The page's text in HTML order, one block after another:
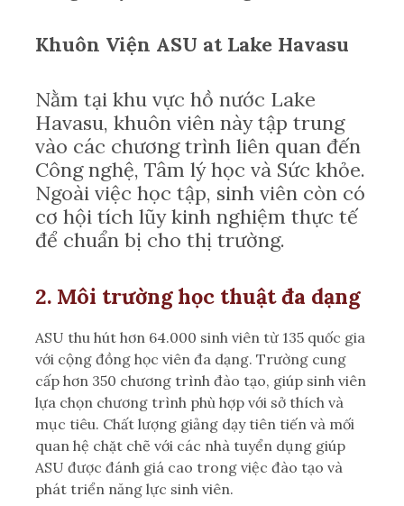
Khuôn Viện ASU at Lake Havasu
Nằm tại khu vực hồ nước Lake
Havasu, khuôn viên này tập trung
vào các chương trình liên quan đến
Công nghệ, Tâm lý học và Sức khỏe.
Ngoài việc học tập, sinh viên còn có
cơ hội tích lũy kinh nghiệm thực tế
để chuẩn bị cho thị trường.
2. Môi trường học thuật đa dạng
ASU thu hút hơn 64.000 sinh viên từ 135 quốc gia
với cộng đồng học viên đa dạng. Trường cung
cấp hơn 350 chương trình đào tạo, giúp sinh viên
lựa chọn chương trình phù hợp với sở thích và
mục tiêu. Chất lượng giảng dạy tiên tiến và mối
quan hệ chặt chẽ với các nhà tuyển dụng giúp
ASU được đánh giá cao trong việc đào tạo và
phát triển năng lực sinh viên.